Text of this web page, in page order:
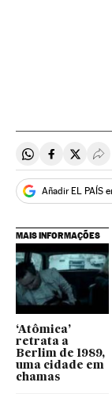
Compartir en
Compartir
Añadir EL PAÍS
MAIS INFORMAÇÕES
‘Atômica’
retrata a
Berlim de 1989,
uma cidade em
chamas